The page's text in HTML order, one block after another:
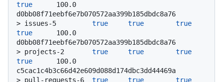
true
      100.0
d0bb08f71eebf6e7b070572aa399b185dbdc8a76
> issues-5 true true
true
true
      100.0
d0bb08f71eebf6e7b070572aa399b185dbdc8a76
> projects-2 true true
true
true
      100.0
c5cac1c4b3c66d42e609d088d174dbc3dd44469a
> pull-requests-6 true true
true